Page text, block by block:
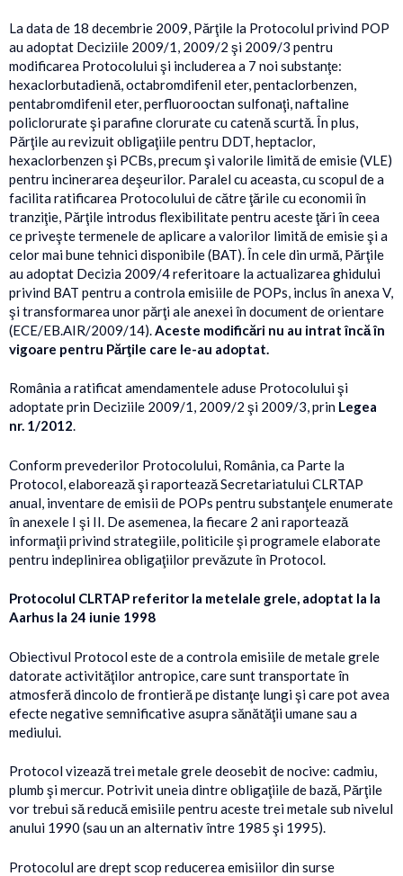
La data de 18 decembrie 2009, Părţile la Protocolul privind POP
au adoptat Deciziile 2009/1, 2009/2 şi 2009/3 pentru
modificarea Protocolului şi includerea a 7 noi substanţe:
hexaclorbutadienă, octabromdifenil eter, pentaclorbenzen,
pentabromdifenil eter, perfluorooctan sulfonaţi, naftaline
policlorurate şi parafine clorurate cu catenă scurtă. În plus,
Părţile au revizuit obligaţiile pentru DDT, heptaclor,
hexaclorbenzen şi PCBs, precum şi valorile limită de emisie (VLE)
pentru incinerarea deşeurilor. Paralel cu aceasta, cu scopul de a
facilita ratificarea Protocolului de către ţările cu economii în
tranziţie, Părţile introdus flexibilitate pentru aceste ţări în ceea
ce priveşte termenele de aplicare a valorilor limită de emisie şi a
celor mai bune tehnici disponibile (BAT). În cele din urmă, Părţile
au adoptat Decizia 2009/4 referitoare la actualizarea ghidului
privind BAT pentru a controla emisiile de POPs, inclus în anexa V,
şi transformarea unor părţi ale anexei în document de orientare
(ECE/EB.AIR/2009/14). Aceste modificări nu au intrat încă în
vigoare pentru Părţile care le-au adoptat.
România a ratificat amendamentele aduse Protocolului şi
adoptate prin Deciziile 2009/1, 2009/2 şi 2009/3, prin Legea
nr. 1/2012.
Conform prevederilor Protocolului, România, ca Parte la
Protocol, elaborează şi raportează Secretariatului CLRTAP
anual, inventare de emisii de POPs pentru substanţele enumerate
în anexele I şi II. De asemenea, la fiecare 2 ani raportează
informaţii privind strategiile, politicile şi programele elaborate
pentru indeplinirea obligaţiilor prevăzute în Protocol.
Protocolul CLRTAP referitor la metelale grele, adoptat la la
Aarhus la 24 iunie 1998
Obiectivul Protocol este de a controla emisiile de metale grele
datorate activităţilor antropice, care sunt transportate în
atmosferă dincolo de frontieră pe distanţe lungi şi care pot avea
efecte negative semnificative asupra sănătăţii umane sau a
mediului.
Protocol vizează trei metale grele deosebit de nocive: cadmiu,
plumb şi mercur. Potrivit uneia dintre obligaţiile de bază, Părţile
vor trebui să reducă emisiile pentru aceste trei metale sub nivelul
anului 1990 (sau un an alternativ între 1985 şi 1995).
Protocolul are drept scop reducerea emisiilor din surse